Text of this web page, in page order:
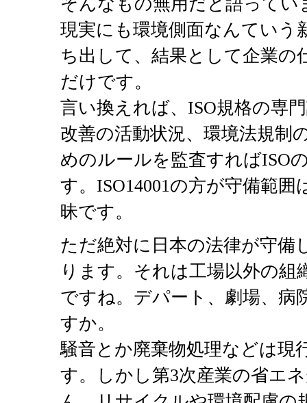
現実にも環境側面なんていう
ち出して、結果として企業の
だけです。
言い換えれば、ISO規格の専
改善の活動状況、環境法規制
めのルールを監査すればISO
す。ISO14001の方が守備範囲
昧です。
ただ絶対に日本の法律が守備
ります。それは工場以外の組
ですね。デパート、劇場、病
すか。
騒音とか廃棄物処理などは現
す。しかし第3次産業の省エ